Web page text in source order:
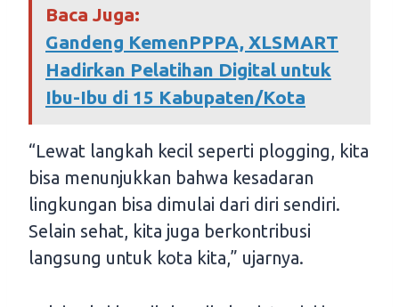
Baca Juga:
Gandeng KemenPPPA, XLSMART
Hadirkan Pelatihan Digital untuk
Ibu-Ibu di 15 Kabupaten/Kota
“Lewat langkah kecil seperti plogging, kita
bisa menunjukkan bahwa kesadaran
lingkungan bisa dimulai dari diri sendiri.
Selain sehat, kita juga berkontribusi
langsung untuk kota kita,” ujarnya.